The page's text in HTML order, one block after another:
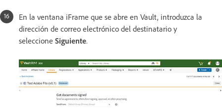
En la ventana iFrame que se abre en Vault, introduzca la
dirección de correo electrónico del destinatario y
seleccione Siguiente.